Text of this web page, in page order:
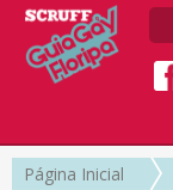
Página Inicial